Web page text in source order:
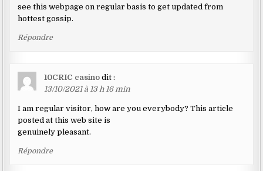
see this webpage on regular basis to get updated from
hottest gossip.
Répondre
10CRIC casino dit :
13/10/2021 à 13 h 16 min
I am regular visitor, how are you everybody? This article
posted at this web site is
genuinely pleasant.
Répondre